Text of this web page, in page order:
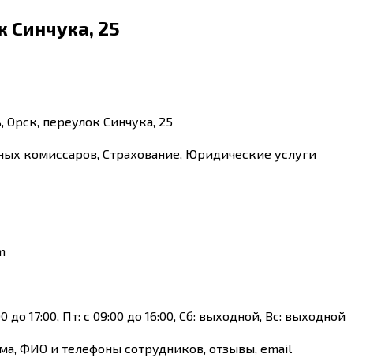
Синчука, 25
Орск, переулок Синчука, 25
комиссаров, Страхование, Юридические услуги
до 17:00, Пт: с 09:00 до 16:00, Сб: выходной, Вс: выходной
ФИО и телефоны сотрудников, отзывы, email